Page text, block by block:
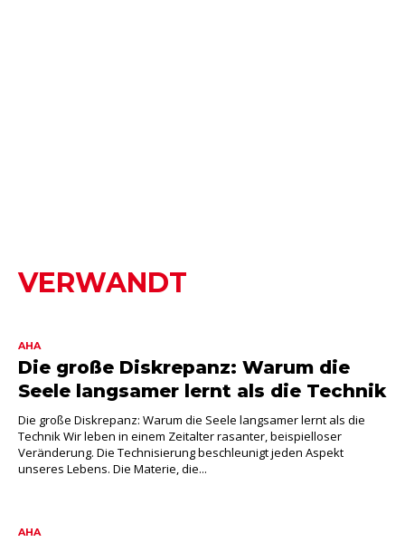
VERWANDT
AHA
Die große Diskrepanz: Warum die
Seele langsamer lernt als die Technik
Die große Diskrepanz: Warum die Seele langsamer lernt als die
Technik Wir leben in einem Zeitalter rasanter, beispielloser
Veränderung. Die Technisierung beschleunigt jeden Aspekt
unseres Lebens. Die Materie, die...
AHA